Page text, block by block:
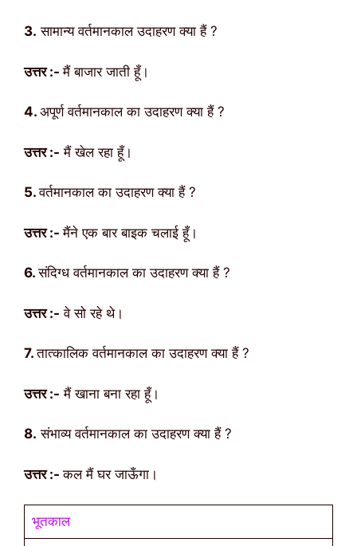
3. सामान्य वर्तमानकालउदाहरण क्या हैं ?
उत्तर :-मैं बाजार जाती हूँ।
4. अपूर्ण वर्तमानकाल का उदाहरण क्या हैं ?
उत्तर :- मैं खेल रहा हूँ।
5.वर्तमानकाल का उदाहरण क्या हैं ?
उत्तर :-मैंने एक बार बाइक चलाई हूँ।
6.संदिग्ध वर्तमानकाल का उदाहरण क्या हैं ?
उत्तर :- वे सो रहे थे।
7.तात्कालिक वर्तमानकाल का उदाहरण क्या हैं ?
उत्तर :- मैं खाना बना रहा हूँ।
8. संभाव्य वर्तमानकाल का उदाहरण क्या हैं ?
उत्तर :-कल मैं घर जाऊँगा।
भूतकाल